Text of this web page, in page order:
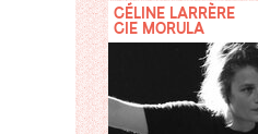
CÉLINE LARRÈRE
CIE MORULA